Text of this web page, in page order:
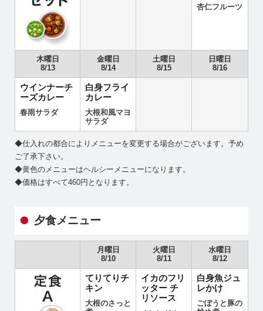
杏仁フルーツ
木曜日
8/13
金曜日
8/14
土曜日
8/15
日曜日
8/16
ウインナーチ
ーズカレー
春雨サラダ
白身フライ
カレー
大根和風マヨ
サラダ
◆仕入れの都合によりメニューを変更する場合がございます。予め
ご了承下さい。
◆黄色のメニューはヘルシーメニューになります。
◆価格はすべて460円となります。
夕食メニュー
月曜日
8/10
火曜日
8/11
水曜日
8/12
てりてりチ
キン
大根のさっと
イカのフリ
ッター チ
リソース
白身魚ジュ
レかけ
ごぼうと豚の